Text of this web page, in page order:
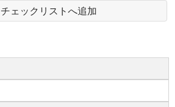
チェックリストへ追加